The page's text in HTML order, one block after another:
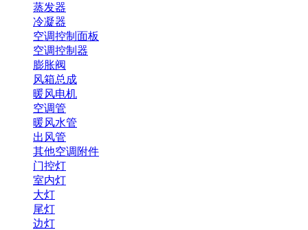
蒸发器
冷凝器
空调控制面板
空调控制器
膨胀阀
风箱总成
暖风电机
空调管
暖风水管
出风管
其他空调附件
门控灯
室内灯
大灯
尾灯
边灯